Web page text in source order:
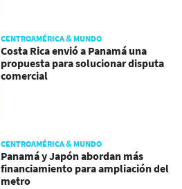
CENTROAMÉRICA & MUNDO
Costa Rica envió a Panamá una
propuesta para solucionar disputa
comercial
CENTROAMÉRICA & MUNDO
Panamá y Japón abordan más
financiamiento para ampliación del
metro